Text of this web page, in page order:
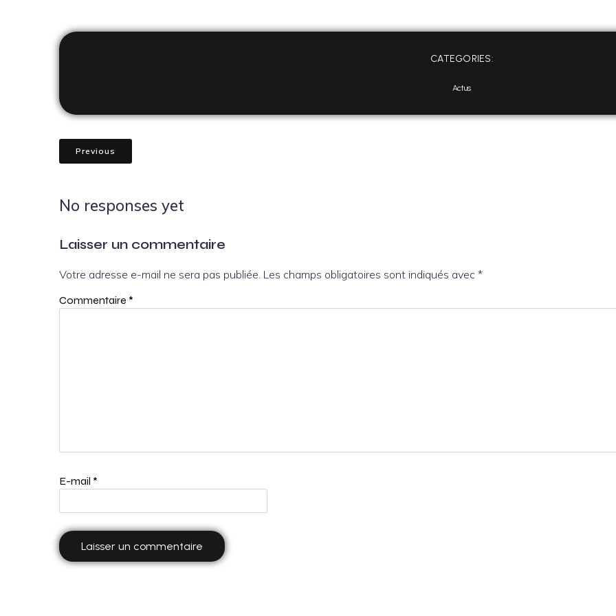
CATEGORIES:
Actus
Previous
No responses yet
Laisser un commentaire
Votre adresse e-mail ne sera pas publiée. Les champs obligatoires sont indiqués avec *
Commentaire *
E-mail *